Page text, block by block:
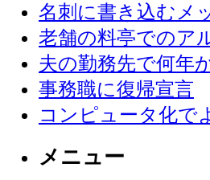
名刺に書き込むメ
老舗の料亭でのア
夫の勤務先で何年
事務職に復帰宣言
コンピュータ化で
メニュー